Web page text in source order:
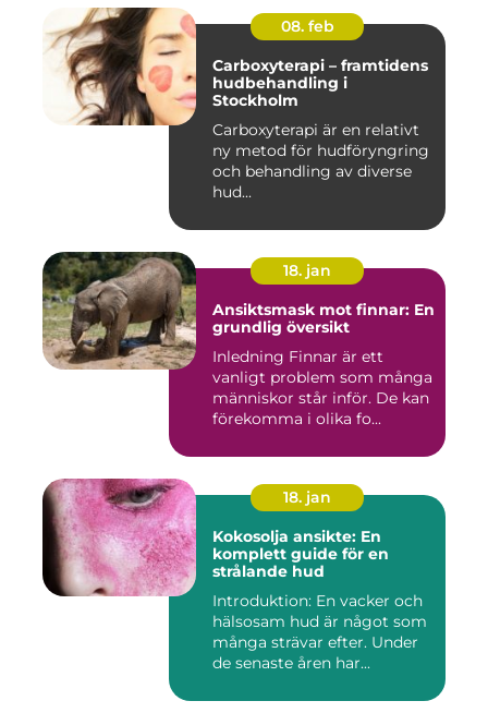
08. feb
Carboxyterapi – framtidens
hudbehandling i
Stockholm
Carboxyterapi är en relativt
ny metod för hudföryngring
och behandling av diverse
hud...
18. jan
Ansiktsmask mot finnar: En
grundlig översikt
Inledning Finnar är ett
vanligt problem som många
människor står inför. De kan
förekomma i olika fo...
18. jan
Kokosolja ansikte: En
komplett guide för en
strålande hud
Introduktion: En vacker och
hälsosam hud är något som
många strävar efter. Under
de senaste åren har...